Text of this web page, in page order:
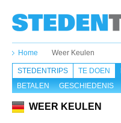
Home Weer Keulen
STEDENTRIPS TE DOEN
BETALEN
GESCHIEDENIS
WEER KEULEN